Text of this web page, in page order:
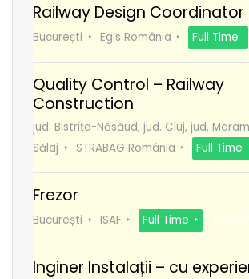
Railway Design Coordinator
București Egis România Full Time
Quality Control – Railway
Construction
jud. Bistrița-Năsăud, jud. Cluj, jud.
Sălaj
STRABAG România Full Time
Frezor
București ISAF Full Time
Inginer Instalații – cu